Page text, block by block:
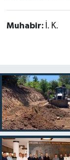
Muhabir: İ. K.